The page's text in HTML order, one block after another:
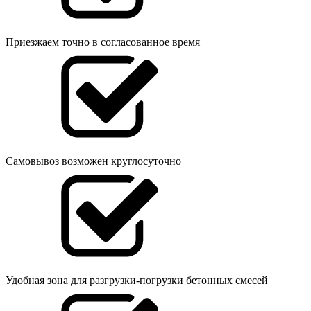
Приезжаем точно в согласованное время
Самовывоз возможен круглосуточно
Удобная зона для разгрузки-погрузки бетонных смесей